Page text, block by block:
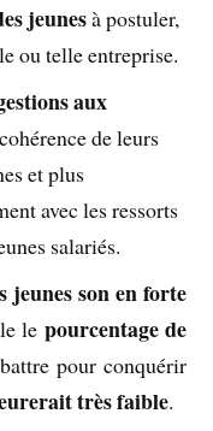
jeunesà postuler,
ou telle entreprise.
aux
de leurs
et plus
avec les ressorts
salariés.
jeunes son en forte
le pourcentage de
pour conquérir
très faible.